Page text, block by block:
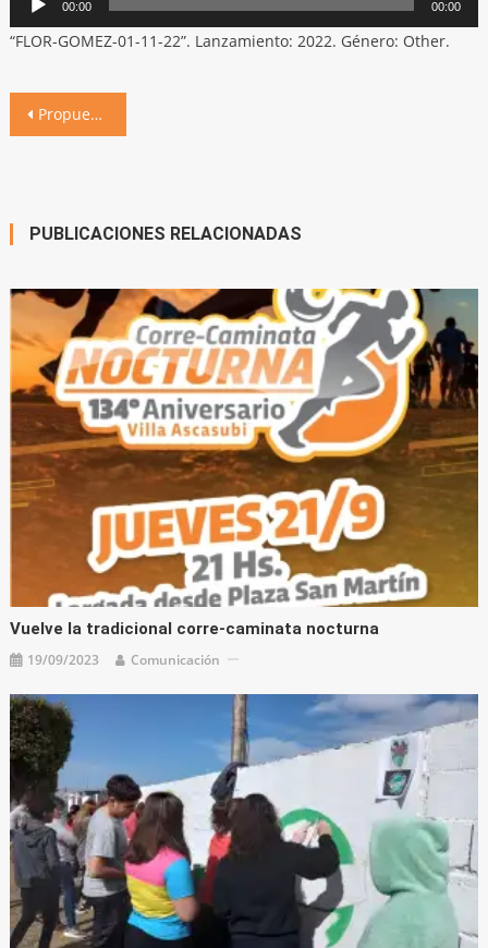
de
audio
00:00 00:00
“FLOR-GOMEZ-01-11-22”. Lanzamiento: 2022. Género: Other.
Navegación
Propuesta a la comunidad: se pintará un gran mural de 60 metros por el derecho a la educación
PUBLICACIONES RELACIONADAS
Vuelve la tradicional corre-caminata nocturna
19/09/2023 Comunicación